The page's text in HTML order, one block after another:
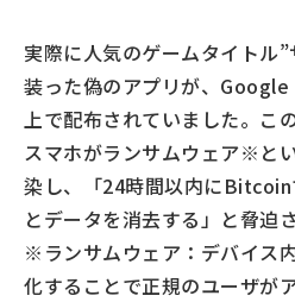
実際に人気のゲームタイトル
装った偽のアプリが、
上で配布されていました。こ
スマホがランサムウェア※と
染し、「24時間以内に
とデータを消去する」と脅迫
※ランサムウェア：デバイス
化することで正規のユーザが